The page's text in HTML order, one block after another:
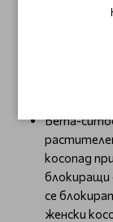
скалпа и
Витамин
Бета-
косопад
се
женски